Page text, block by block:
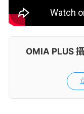
OMIA PLUS